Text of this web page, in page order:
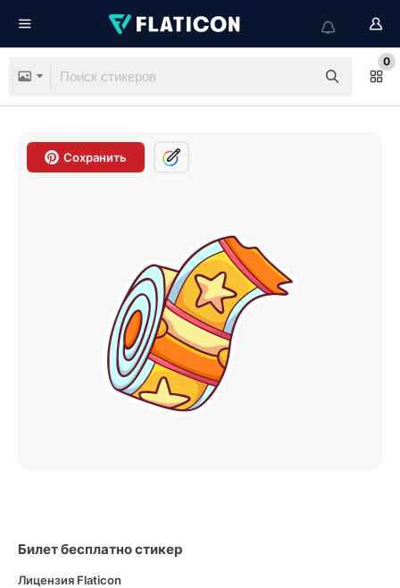
0
Сохранить
Билет бесплатно стикер
Лицензия Flaticon